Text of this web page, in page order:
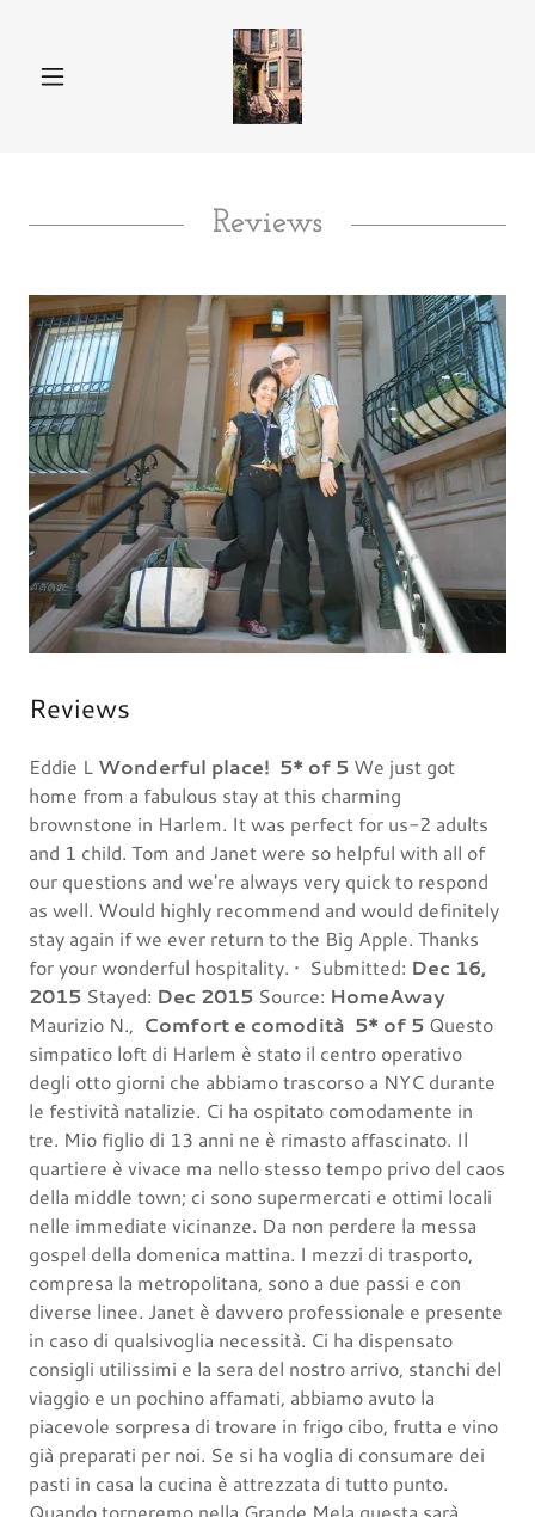
Reviews
Reviews
Eddie L Wonderful place! 5* of 5 We just got
home from a fabulous stay at this charming
brownstone in Harlem. It was perfect for us-2 adults
and 1 child. Tom and Janet were so helpful with all of
our questions and we're always very quick to respond
as well. Would highly recommend and would definitely
stay again if we ever return to the Big Apple. Thanks
for your wonderful hospitality. • Submitted: Dec 16,
2015 Stayed: Dec 2015 Source: HomeAway
Maurizio N., Comfort e comodità 5* of 5 Questo
simpatico loft di Harlem è stato il centro operativo
degli otto giorni che abbiamo trascorso a NYC durante
le festività natalizie. Ci ha ospitato comodamente in
tre. Mio figlio di 13 anni ne è rimasto affascinato. Il
quartiere è vivace ma nello stesso tempo privo del caos
della middle town; ci sono supermercati e ottimi locali
nelle immediate vicinanze. Da non perdere la messa
gospel della domenica mattina. I mezzi di trasporto,
compresa la metropolitana, sono a due passi e con
diverse linee. Janet è davvero professionale e presente
in caso di qualsivoglia necessità. Ci ha dispensato
consigli utilissimi e la sera del nostro arrivo, stanchi del
viaggio e un pochino affamati, abbiamo avuto la
piacevole sorpresa di trovare in frigo cibo, frutta e vino
già preparati per noi. Se si ha voglia di consumare dei
pasti in casa la cucina è attrezzata di tutto punto.